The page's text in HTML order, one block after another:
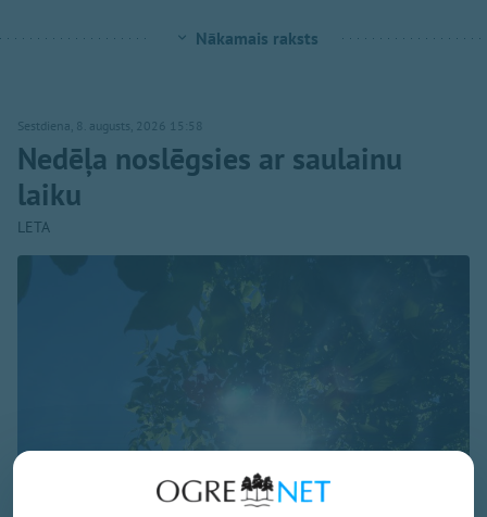
Nākamais raksts
Sestdiena, 8. augusts, 2026 15:58
Nedēļa noslēgsies ar saulainu
laiku
LETA